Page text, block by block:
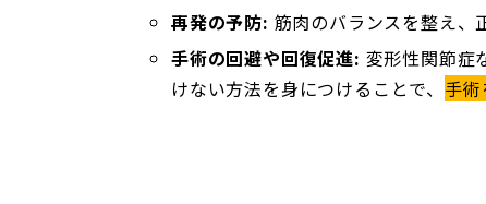
再発の予防: 筋肉のバランスを整え、
手術の回避や回復促進: 変形性関節症
けない方法を身につけることで、 手